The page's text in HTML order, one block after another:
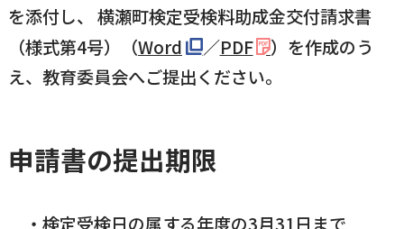
を添付し、 横瀬町検定受検料助成金交付請求書
（様式第4号）（Word ／PDF
）を作成のう
え、教育委員会へご提出ください。
申請書の提出期限
検定受検日の属する年度の3月31日まで